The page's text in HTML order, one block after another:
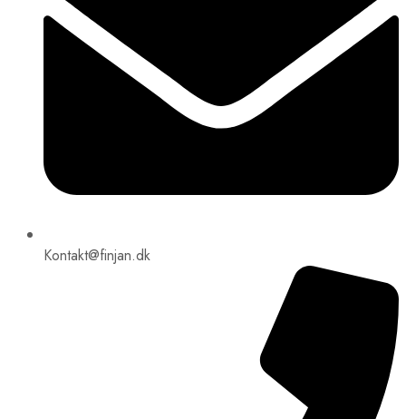
Kontakt@finjan.dk